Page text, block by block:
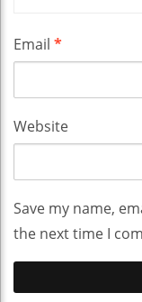
Email *
Website
Save my name,
the next time I